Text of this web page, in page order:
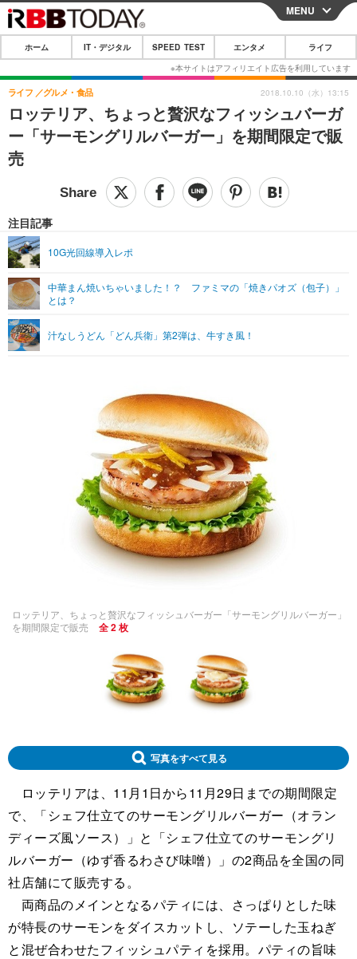
CLOSE
ホーム
IT・デジタル
IT・デジタルTOP スマートフォン
ガジェット・ツール
ショッピング その他
SPEED TEST
エンタメ
エンタメTOP 映画・ドラマ
音楽
グラビア ブログ
ペット
その他
リリース一覧
プッシュ通知の停止方法
MENU
ホーム IT・デジタル SPEED TEST エンタメ ライフ
ロッテリア、ちょっと贅沢なフィッシュバーガ
ー「サーモングリルバーガー」を期間限定で販
売
ライフ グルメ・食品
注目記事
10G光回線導入レポ
中華まん焼いちゃいました！？ ファミマの「焼きパオズ（包子）」
とは？
汁なしうどん「どん兵衛」第2弾は、牛すき風！
2018.10.10（水）13:15
ロッテリア、ちょっと贅沢なフィッシュバーガー「サーモングリルバーガー」
を期間限定で販売
全 2 枚
写真をすべて見る
ロッテリアは、11月1日から11月29日までの期間限定
で、「シェフ仕立てのサーモングリルバーガー（オラン
ディーズ風ソース）」と「シェフ仕立てのサーモングリ
ルバーガー（ゆず香るわさび味噌）」の2商品を全国の同
社店舗にて販売する。
両商品のメインとなるパティには、さっぱりとした味
が特長のサーモンをダイスカットし、ソテーした玉ねぎ
と混ぜ合わせたフィッシュパティを採用。パティの旨味